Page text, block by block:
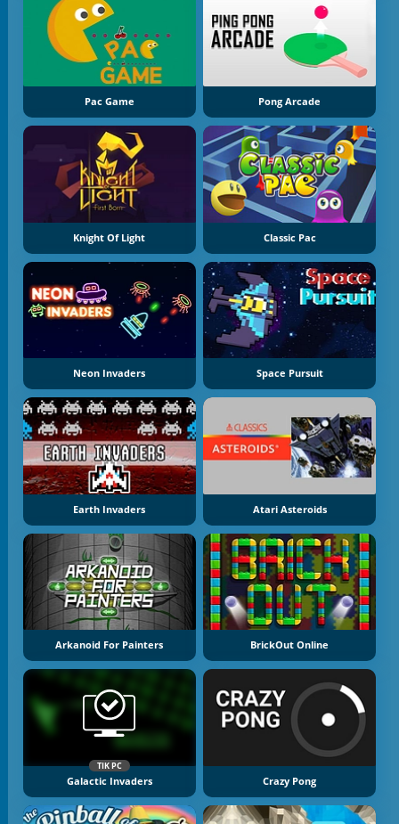
Pac Game Pong Arcade
Knight Of Light Classic Pac
Neon Invaders Space Pursuit
Earth Invaders Atari Asteroids
Arkanoid For Painters BrickOut Online
TIK PC
Galactic Invaders Crazy Pong